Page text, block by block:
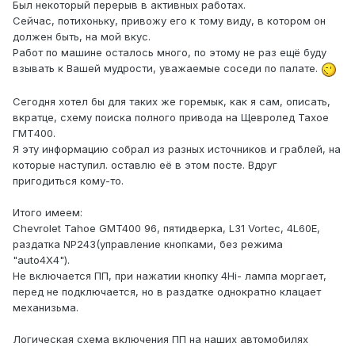
Был некоторый перерыв в активных работах.
Сейчас, потихоньку, привожу его к тому виду, в котором он
должен быть, на мой вкус.
Работ по машине осталось много, по этому не раз ещё буду
взывать к Вашей мудрости, уважаемые соседи по палате.
Сегодня хотел бы для таких же горемык, как я сам, описать,
вкратце, схему поиска полного привода на Щевролед Тахое
ГМТ400.
Я эту информацию собрал из разных источников и граблей, на
которые наступил. оставлю её в этом посте. Вдруг
пригодиться кому-то.
Итого имеем:
Chevrolet Tahoe GMT400 96, пятидверка, L31 Vortec, 4L60E,
раздатка NP243(управление кнопками, без режима
"auto4Х4").
Не включается ПП, при нажатии кнопку 4Hi- лампа моргает,
перед не подключается, но в раздатке однократно клацает
механизьма.
Логическая схема включения ПП на наших автомобилях